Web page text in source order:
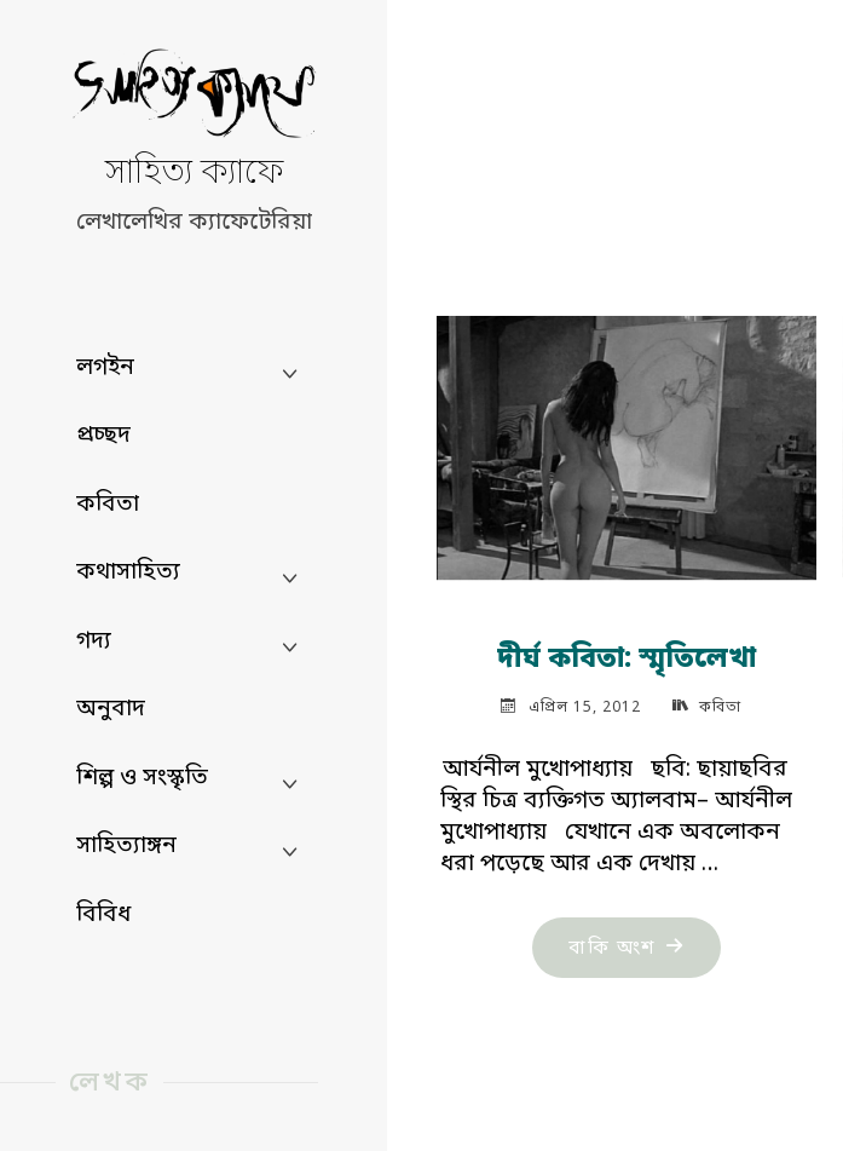
content
সাহিত্য ক্যাফে
লেখালেখির ক্যাফেটেরিয়া
লগইন
প্রচ্ছদ
কবিতা
কথাসাহিত্য
গদ্য
অনুবাদ
শিল্প ও সংস্কৃতি
সাহিত্যাঙ্গন
বিবিধ
লেখক
দীর্ঘ কবিতা: স্মৃতিলেখা
এপ্রিল 15, 2012 কবিতা
আর্যনীল মুখোপাধ্যায় ছবি: ছায়াছবির
স্থির চিত্র ব্যক্তিগত অ্যালবাম– আর্যনীল
মুখোপাধ্যায় যেখানে এক অবলোকন
ধরা পড়েছে আর এক দেখায় …
বাকি অংশ "দীর্ঘ
কবিতা: